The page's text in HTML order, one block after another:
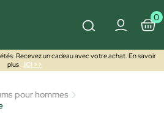
0
Recevez un cadeau avec votre achat. En savoir
plus
ICI >>
pour hommes